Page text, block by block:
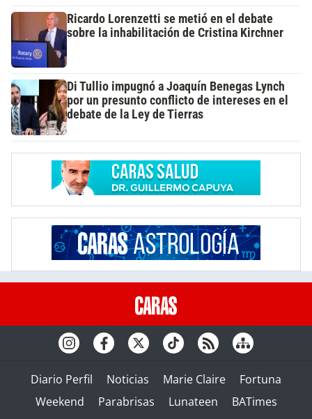
Ricardo Lorenzetti se metió en el debate
sobre la inhabilitación de Cristina Kirchner
Di Tullio impugnó a Joaquín Benegas Lynch
por un presunto conflicto de intereses en el
debate de la Ley de Tierras
Diario Perfil Noticias Marie Claire
Fortuna
Weekend
Parabrisas Lunateen BATimes